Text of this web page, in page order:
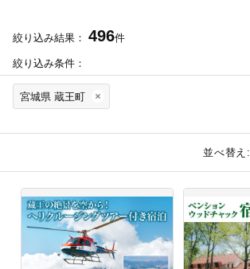
絞り込み結果： 496件
絞り込み条件：
宮城県 蔵王町
並べ替え: